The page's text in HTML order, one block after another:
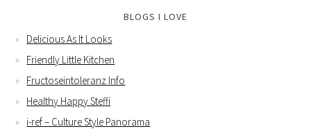
BLOGS I LOVE
Delicious As It Looks
Friendly Little Kitchen
Fructoseintoleranz Info
Healthy Happy Steffi
i-ref – Culture Style Panorama